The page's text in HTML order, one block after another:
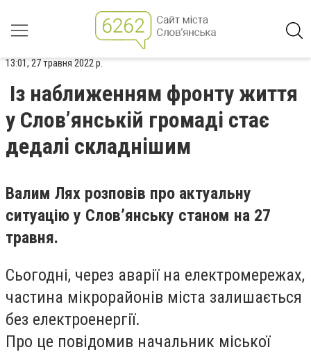
13:01, 27 травня 2022 р.
Із наближенням фронту життя
у Слов’янській громаді стає
дедалі складнішим
Валим Лях розповів про актуальну
ситуацію у Слов’янську станом на 27
травня.
Сьогодні, через аварії на електромережах,
частина мікрорайонів міста залишається
без електроенергії.
Про це повідомив начальник міської